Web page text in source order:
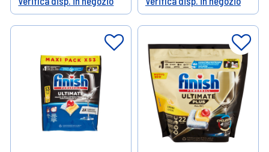
Help Help